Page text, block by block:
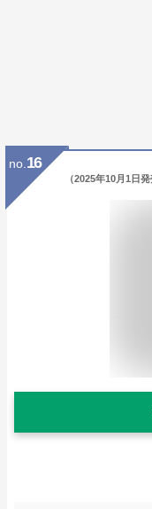
no. 16